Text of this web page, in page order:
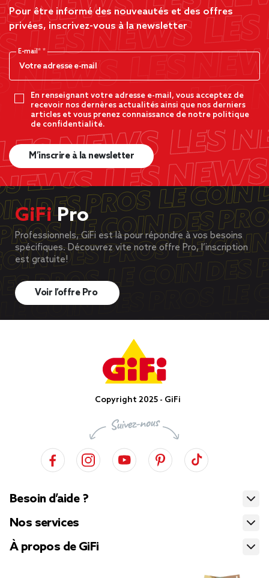
Pour être informé des nouveautés et des offres
privées, inscrivez-vous à la newsletter
E-mail*
En renseignant votre adresse e-mail, vous acceptez de
recevoir nos dernères actualités ainsi que nos derniers
articles et vous prenez connaissance de notre politique
de confidentialité.
M’inscrire à la newsletter
GiFiPro
Professionnels, GiFi est là pour répondre à vos besoins
spécifiques. Découvrez vite notre offre Pro, l’inscription
est gratuite!
Voir l’offre Pro
Copyright 2025 - GiFi
Besoin d’aide ?
Nos services
À propos de GiFi